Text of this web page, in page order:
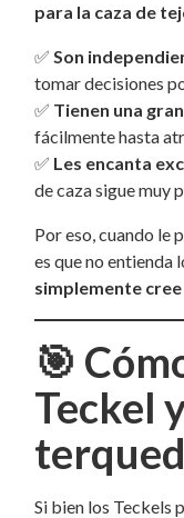
para la caza de
✅ Son
tomar decisiones
✅ Tienen una
fácilmente hasta
✅ Les encanta
de caza sigue muy
Por eso, cuando le
es que no entienda
simplemente
🎯
Teckel
Si bien los Teckels